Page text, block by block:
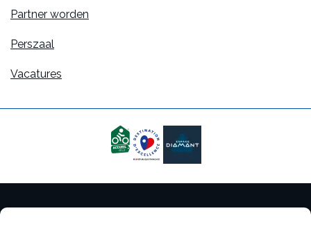
Partner worden
Perszaal
Vacatures